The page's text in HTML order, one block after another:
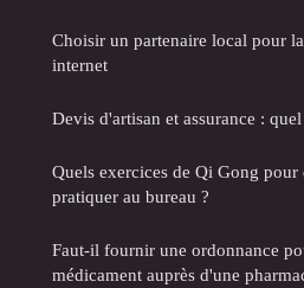
Choisir un partenaire local pour
internet
Devis d'artisan et assurance :
Quels exercices de Qi Gong pour
pratiquer au bureau ?
Faut-il fournir une ordonnance
médicament auprès d'une